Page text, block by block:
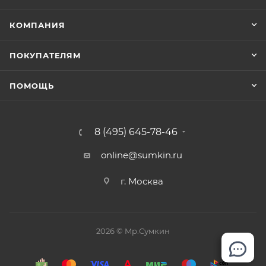
КОМПАНИЯ
ПОКУПАТЕЛЯМ
ПОМОЩЬ
8 (495) 645-78-46
online@sumkin.ru
г. Москва
2026 © Mр.Сумкин